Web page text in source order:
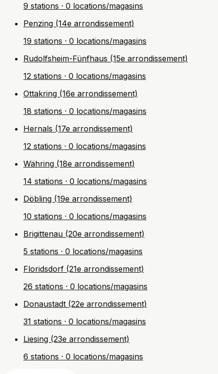
9 stations · 0 locations/magasins
Penzing (14e arrondissement)
19 stations · 0 locations/magasins
Rudolfsheim-Fünfhaus (15e arrondissement)
12 stations · 0 locations/magasins
Ottakring (16e arrondissement)
18 stations · 0 locations/magasins
Hernals (17e arrondissement)
12 stations · 0 locations/magasins
Währing (18e arrondissement)
14 stations · 0 locations/magasins
Döbling (19e arrondissement)
10 stations · 0 locations/magasins
Brigittenau (20e arrondissement)
5 stations · 0 locations/magasins
Floridsdorf (21e arrondissement)
26 stations · 0 locations/magasins
Donaustadt (22e arrondissement)
31 stations · 0 locations/magasins
Liesing (23e arrondissement)
6 stations · 0 locations/magasins